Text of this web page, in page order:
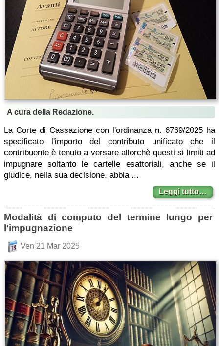
A cura della Redazione.
La Corte di Cassazione con l'ordinanza n. 6769/2025 ha
specificato l'importo del contributo unificato che il
contribuente è tenuto a versare allorchè questi si limiti ad
impugnare soltanto le cartelle esattoriali, anche se il
giudice, nella sua decisione, abbia ...
Leggi tutto…
Modalità di computo del termine lungo per
l'impugnazione
Ven 21 Mar 2025